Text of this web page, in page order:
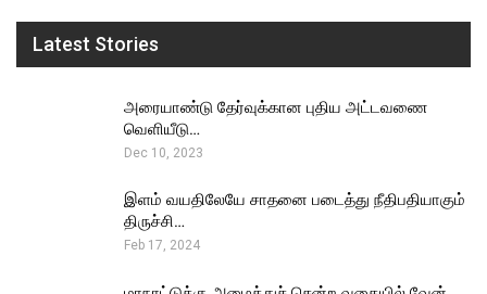
Latest Stories
அரையாண்டு தேர்வுக்கான புதிய அட்டவணை
வெளியீடு…
Dec 10, 2023
இளம் வயதிலேயே சாதனை படைத்து நீதிபதியாகும்
திருச்சி…
Feb 17, 2024